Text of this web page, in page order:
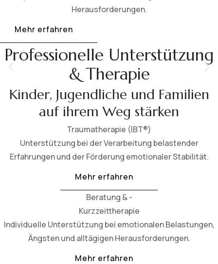
Herausforderungen.
Mehr erfahren
Professionelle Unterstützung
& Therapie
Kinder, Jugendliche und Familien
auf ihrem Weg stärken
Traumatherapie (IBT®)
Unterstützung bei der Verarbeitung belastender
Erfahrungen und der Förderung emotionaler Stabilität.
Mehr erfahren
Beratung & -
Kurzzeittherapie
Individuelle Unterstützung bei emotionalen Belastungen,
Ängsten und alltägigen Herausforderungen.
Mehr erfahren